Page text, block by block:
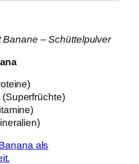
Banane – Schüttelpulver
als